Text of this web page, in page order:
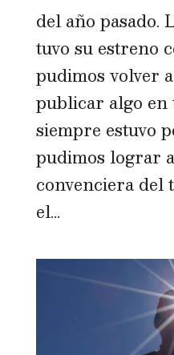
del año pasado.
tuvo su estreno
pudimos volver
publicar algo
siempre estuvo
pudimos lograr
convenciera del
el...